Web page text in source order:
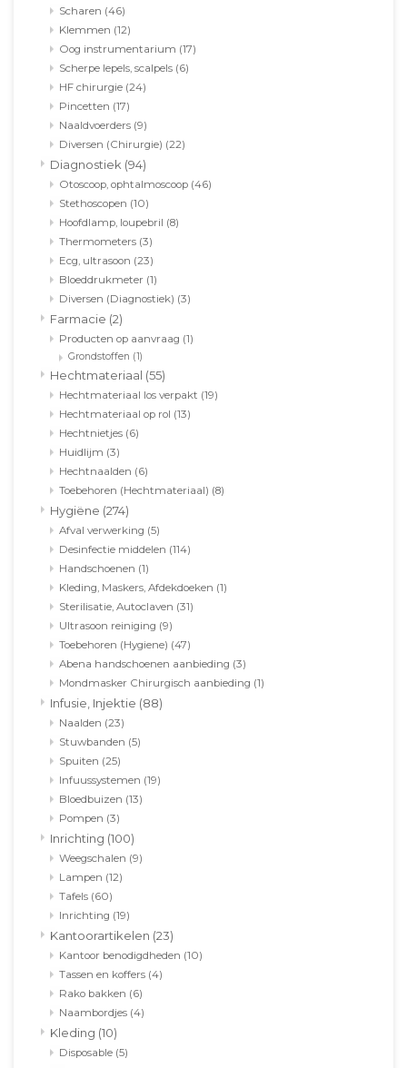
Scharen (46)
Klemmen (12)
Oog instrumentarium (17)
Scherpe lepels, scalpels (6)
HF chirurgie (24)
Pincetten (17)
Naaldvoerders (9)
Diversen (Chirurgie) (22)
Diagnostiek (94)
Otoscoop, ophtalmoscoop (46)
Stethoscopen (10)
Hoofdlamp, loupebril (8)
Thermometers (3)
Ecg, ultrasoon (23)
Bloeddrukmeter (1)
Diversen (Diagnostiek) (3)
Farmacie (2)
Producten op aanvraag (1)
Grondstoffen (1)
Hechtmateriaal (55)
Hechtmateriaal los verpakt (19)
Hechtmateriaal op rol (13)
Hechtnietjes (6)
Huidlijm (3)
Hechtnaalden (6)
Toebehoren (Hechtmateriaal) (8)
Hygiëne (274)
Afval verwerking (5)
Desinfectie middelen (114)
Handschoenen (1)
Kleding, Maskers, Afdekdoeken (1)
Sterilisatie, Autoclaven (31)
Ultrasoon reiniging (9)
Toebehoren (Hygiene) (47)
Abena handschoenen aanbieding (3)
Mondmasker Chirurgisch aanbieding (1)
Infusie, Injektie (88)
Naalden (23)
Stuwbanden (5)
Spuiten (25)
Infuussystemen (19)
Bloedbuizen (13)
Pompen (3)
Inrichting (100)
Weegschalen (9)
Lampen (12)
Tafels (60)
Inrichting (19)
Kantoorartikelen (23)
Kantoor benodigdheden (10)
Tassen en koffers (4)
Rako bakken (6)
Naambordjes (4)
Kleding (10)
Disposable (5)